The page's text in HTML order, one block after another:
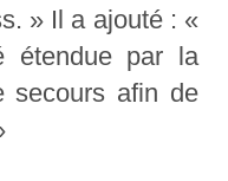
» Il a ajouté : «
étendue par la
secours afin de